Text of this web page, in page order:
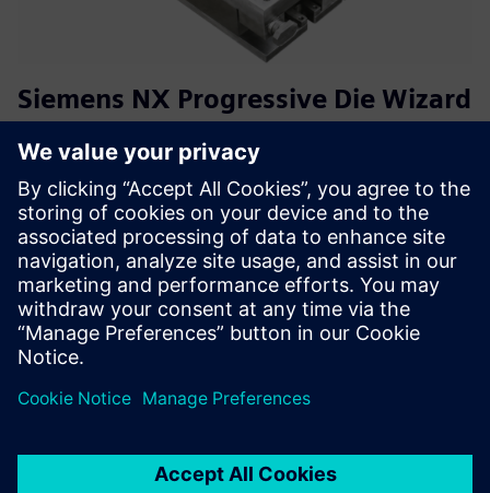
Siemens NX Progressive Die Wizard
(PDW) Training
Цей навчальний курс проводить користувачів від
основ діапазонного аналізу через компонування смуги
до повного проектування прогресивної матриці в NX
PDW. Основна увага приділяється практичній розробці
матриці, включаючи стандартні...
Докладніше